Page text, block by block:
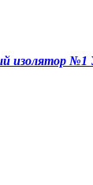
изолятор